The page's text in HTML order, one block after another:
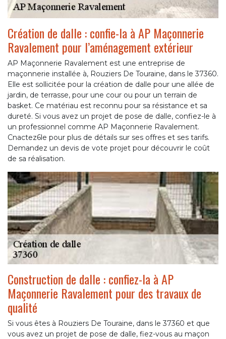
Création de dalle : confie-la à AP Maçonnerie
Ravalement pour l’aménagement extérieur
AP Maçonnerie Ravalement est une entreprise de
maçonnerie installée à, Rouziers De Touraine, dans le 37360.
Elle est sollicitée pour la création de dalle pour une allée de
jardin, de terrasse, pour une cour ou pour un terrain de
basket. Ce matériau est reconnu pour sa résistance et sa
dureté. Si vous avez un projet de pose de dalle, confiez-le à
un professionnel comme AP Maçonnerie Ravalement.
Cnactez6le pour plus de détails sur ses offres et ses tarifs.
Demandez un devis de vote projet pour découvrir le coût
de sa réalisation.
Construction de dalle : confiez-la à AP
Maçonnerie Ravalement pour des travaux de
qualité
Si vous êtes à Rouziers De Touraine, dans le 37360 et que
vous avez un projet de pose de dalle, fiez-vous au maçon